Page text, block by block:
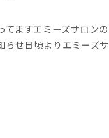
ますエミーズサロン
せ日頃よりエミーズ